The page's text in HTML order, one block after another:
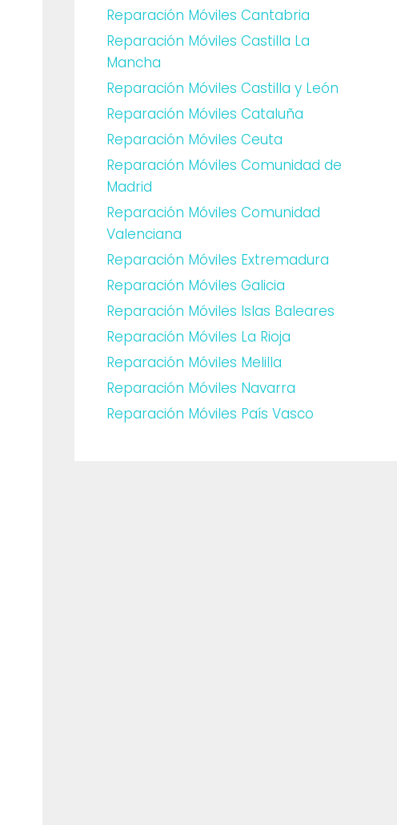
Reparación Móviles Cantabria
Reparación Móviles Castilla La
Mancha
Reparación Móviles Castilla y León
Reparación Móviles Cataluña
Reparación Móviles Ceuta
Reparación Móviles Comunidad de
Madrid
Reparación Móviles Comunidad
Valenciana
Reparación Móviles Extremadura
Reparación Móviles Galicia
Reparación Móviles Islas Baleares
Reparación Móviles La Rioja
Reparación Móviles Melilla
Reparación Móviles Navarra
Reparación Móviles País Vasco